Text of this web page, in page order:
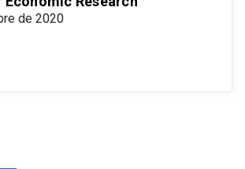
de 2020